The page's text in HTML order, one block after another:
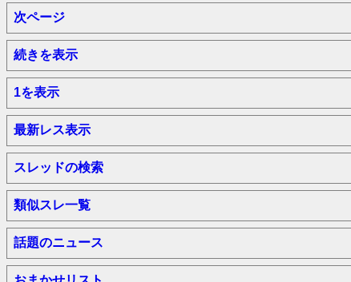
次ページ
続きを表示
1を表示
最新レス表示
スレッドの検索
類似スレ一覧
話題のニュース